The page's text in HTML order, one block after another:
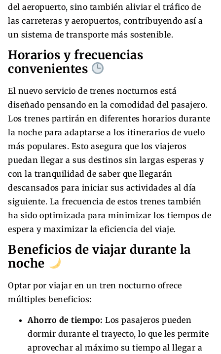
del aeropuerto, sino también aliviar el tráfico de
las carreteras y aeropuertos, contribuyendo así a
un sistema de transporte más sostenible.
Horarios y frecuencias
convenientes
El nuevo servicio de trenes nocturnos está
diseñado pensando en la comodidad del pasajero.
Los trenes partirán en diferentes horarios durante
la noche para adaptarse a los itinerarios de vuelo
más populares. Esto asegura que los viajeros
puedan llegar a sus destinos sin largas esperas y
con la tranquilidad de saber que llegarán
descansados para iniciar sus actividades al día
siguiente. La frecuencia de estos trenes también
ha sido optimizada para minimizar los tiempos de
espera y maximizar la eficiencia del viaje.
Beneficios de viajar durante la
noche
Optar por viajar en un tren nocturno ofrece
múltiples beneficios:
Ahorro de tiempo: Los pasajeros pueden
dormir durante el trayecto, lo que les permite
aprovechar al máximo su tiempo al llegar a